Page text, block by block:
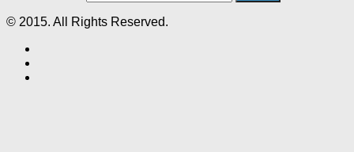
© 2015. All Rights Reserved.